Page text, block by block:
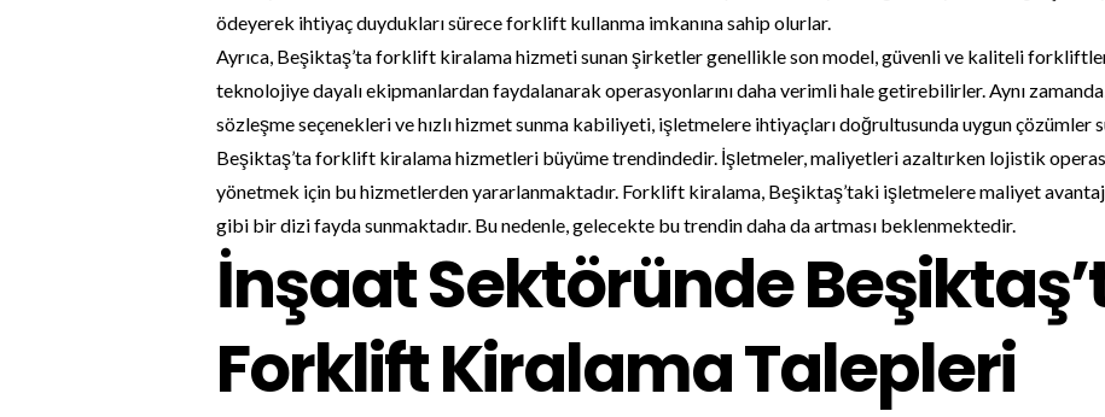
ödeyerek ihtiyaç duydukları sürece forklift kullanma imkanına sahip olurlar.
Ayrıca, Beşiktaş’ta forklift kiralama hizmeti sunan şirketler genellikle son model, güvenli ve kaliteli
teknolojiye dayalı ekipmanlardan faydalanarak operasyonlarını daha verimli hale getirebilirler. Aynı
sözleşme seçenekleri ve hızlı hizmet sunma kabiliyeti, işletmelere ihtiyaçları doğrultusunda uygun çözümler
Beşiktaş’ta forklift kiralama hizmetleri büyüme trendindedir. İşletmeler, maliyetleri azaltırken lojistik
yönetmek için bu hizmetlerden yararlanmaktadır. Forklift kiralama, Beşiktaş’taki işletmelere maliyet
gibi bir dizi fayda sunmaktadır. Bu nedenle, gelecekte bu trendin daha da artması beklenmektedir.
İnşaat Sektöründe
Forklift Kiralama Talepleri